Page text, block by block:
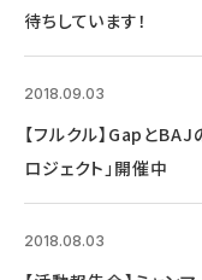
待ちしています！
2018.09.03
【フルクル】Gapと
ロジェクト」開催中
2018.08.03